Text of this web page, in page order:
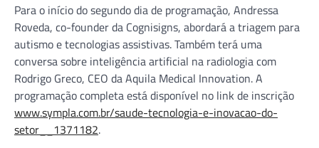
Para o início do segundo dia de programação, Andressa
Roveda, co-founder da Cognisigns, abordará a triagem para
autismo e tecnologias assistivas. Também terá uma
conversa sobre inteligência artificial na radiologia com
Rodrigo Greco, CEO da Aquila Medical Innovation. A
programação completa está disponível no link de inscrição
www.sympla.com.br/saude-tecnologia-e-inovacao-do-
setor__1371182.